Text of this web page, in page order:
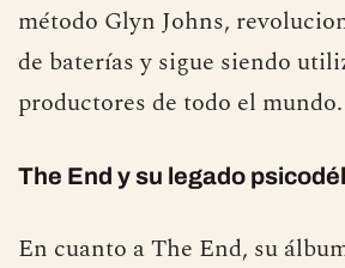
método Glyn Johns,
de baterías y sigue siendo
productores de todo el mundo.
The End y su legado
En cuanto a The End, su